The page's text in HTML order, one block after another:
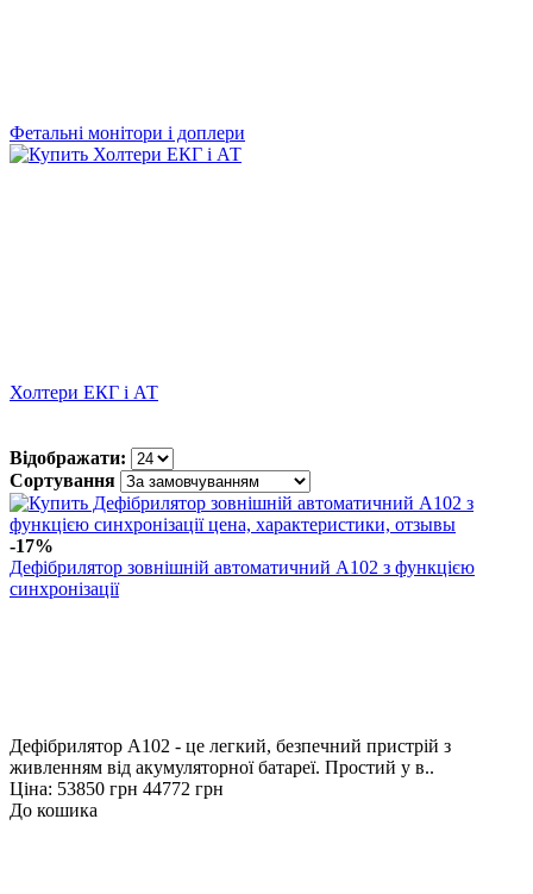
Фетальні монітори і доплери
Холтери ЕКГ і АТ
Відображати:
Сортування
-17%
Дефібрилятор зовнішній автоматичний А102 з функцією
синхронізації
Дефібрилятор А102 - це легкий, безпечний пристрій з
живленням від акумуляторної батареї. Простий у в..
Ціна: 53850 грн 44772 грн
До кошика